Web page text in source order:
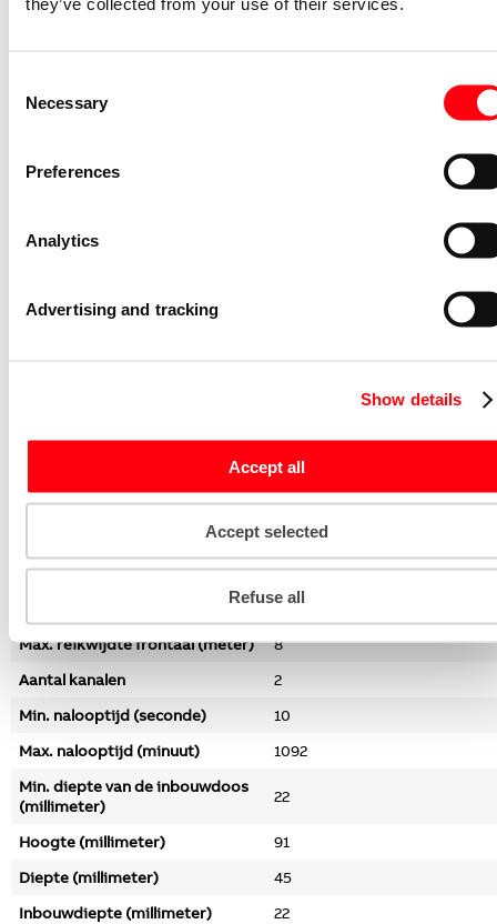
Selection
Necessary
Preferences
Analytics
Advertising and tracking
Show details
Accept all
Accept selected
Refuse all
Uitvoering oppervlakte
Mat
Bedrijfsmodusschakelaar
Zelfleerfunctie voor
Uitschakelvertraging zelflerend
Nee
Optimale montagehoogte
(meter)
2.5
12
Max. reikwijdte frontaal (meter)
8
Aantal kanalen
2
Min. nalooptijd (seconde)
10
Max. nalooptijd (minuut)
1092
Min. diepte van de inbouwdoos
(millimeter)
22
Hoogte (millimeter)
91
Diepte (millimeter)
45
Inbouwdiepte (millimeter)
22